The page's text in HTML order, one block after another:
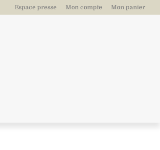
Espace presse Mon compte Mon panier